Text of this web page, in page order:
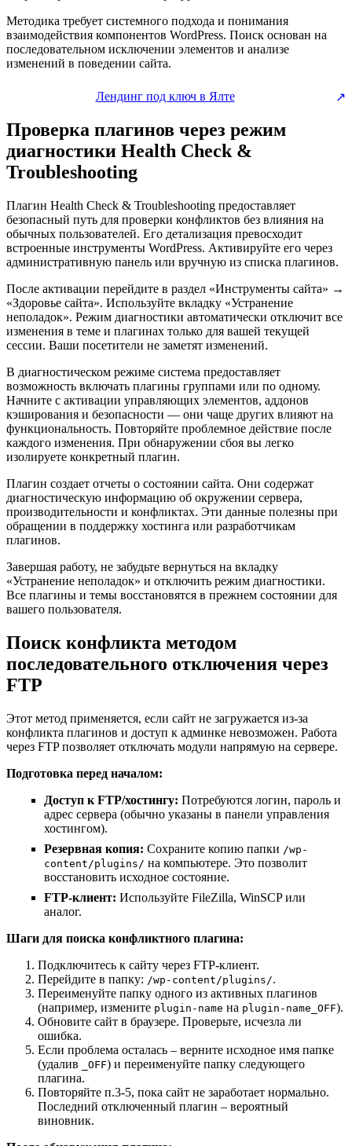
Методика требует системного подхода и понимания
взаимодействия компонентов WordPress. Поиск основан на
последовательном исключении элементов и анализе
изменений в поведении сайта.
Лендинг под ключ в Ялте
Проверка плагинов через режим
диагностики Health Check &
Troubleshooting
Плагин Health Check & Troubleshooting предоставляет
безопасный путь для проверки конфликтов без влияния на
обычных пользователей. Его детализация превосходит
встроенные инструменты WordPress. Активируйте его через
административную панель или вручную из списка плагинов.
После активации перейдите в раздел «Инструменты сайта» →
«Здоровье сайта». Используйте вкладку «Устранение
неполадок». Режим диагностики автоматически отключит все
изменения в теме и плагинах только для вашей текущей
сессии. Ваши посетители не заметят изменений.
В диагностическом режиме система предоставляет
возможность включать плагины группами или по одному.
Начните с активации управляющих элементов, аддонов
кэширования и безопасности — они чаще других влияют на
функциональность. Повторяйте проблемное действие после
каждого изменения. При обнаружении сбоя вы легко
изолируете конкретный плагин.
Плагин создает отчеты о состоянии сайта. Они содержат
диагностическую информацию об окружении сервера,
производительности и конфликтах. Эти данные полезны при
обращении в поддержку хостинга или разработчикам
плагинов.
Завершая работу, не забудьте вернуться на вкладку
«Устранение неполадок» и отключить режим диагностики.
Все плагины и темы восстановятся в прежнем состоянии для
вашего пользователя.
Поиск конфликта методом
последовательного отключения через
FTP
Этот метод применяется, если сайт не загружается из-за
конфликта плагинов и доступ к админке невозможен. Работа
через FTP позволяет отключать модули напрямую на сервере.
Подготовка перед началом:
Доступ к FTP/хостингу: Потребуются логин, пароль и
адрес сервера (обычно указаны в панели управления
хостингом).
Резервная копия: Сохраните копию папки /wp-
content/plugins/ на компьютере. Это позволит
восстановить исходное состояние.
FTP-клиент: Используйте FileZilla, WinSCP или
аналог.
Шаги для поиска конфликтного плагина:
Подключитесь к сайту через FTP-клиент.
Перейдите в папку: /wp-content/plugins/.
Переименуйте папку одного из активных плагинов
(например, измените plugin-name на plugin-name_OFF).
Обновите сайт в браузере. Проверьте, исчезла ли
ошибка.
Если проблема осталась – верните исходное имя папке
(удалив
_OFF) и переименуйте папку следующего
плагина.
Повторяйте п.3-5, пока сайт не заработает нормально.
Последний отключенный плагин – вероятный
виновник.